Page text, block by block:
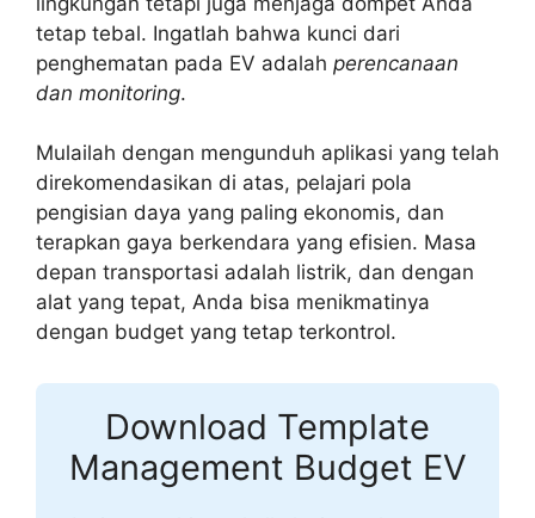
tetap tebal. Ingatlah bahwa kunci dari
penghematan pada EV adalah perencanaan
dan monitoring.
Mulailah dengan mengunduh aplikasi yang telah
direkomendasikan di atas, pelajari pola
pengisian daya yang paling ekonomis, dan
terapkan gaya berkendara yang efisien. Masa
depan transportasi adalah listrik, dan dengan
alat yang tepat, Anda bisa menikmatinya
dengan budget yang tetap terkontrol.
Download Template
Management Budget EV